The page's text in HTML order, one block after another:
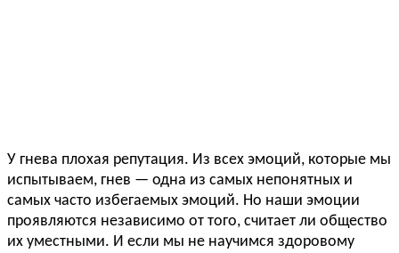
У гнева плохая репутация. Из всех эмоций, которые мы
испытываем, гнев — одна из самых непонятных и
самых часто избегаемых эмоций. Но наши эмоции
проявляются независимо от того, считает ли общество
их уместными. И если мы не научимся здоровому